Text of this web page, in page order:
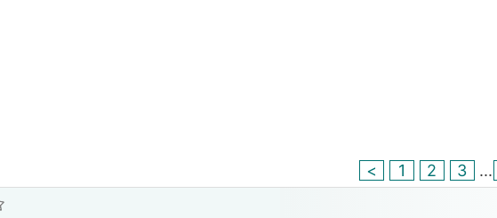
< 1 2 3 ...